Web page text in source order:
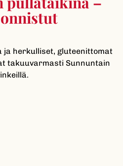
ja herkulliset, gluteenittomat
takuuvarmasti Sunnuntain